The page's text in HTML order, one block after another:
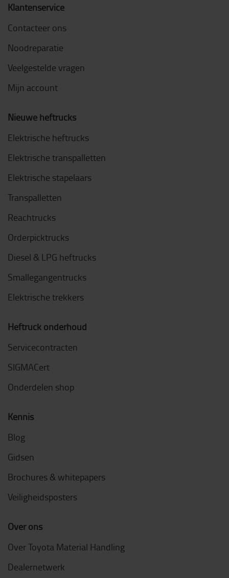
Klantenservice
Contacteer ons
Noodreparatie
Veelgestelde vragen
Mijn account
Nieuwe heftrucks
Elektrische heftrucks
Elektrische transpalletten
Elektrische stapelaars
Transpalletten
Reachtrucks
Orderpicktrucks
Diesel & LPG heftrucks
Smallegangentrucks
Elektrische trekkers
Heftruck onderhoud
Servicecontracten
SIGMACert
Onderdelen shop
Kennis
Blog
Gidsen
Brochures & whitepapers
Veiligheidsposters
Over ons
Over Toyota Material Handling
Dealernetwerk